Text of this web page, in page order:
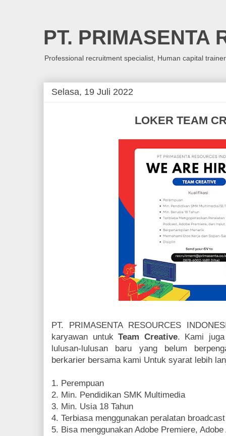
PT. PRIMASENTA
Professional recruitment specialist, Human capital
Selasa, 19 Juli 2022
LOKER TEAM
PT. PRIMASENTA RESOURCES
karyawan untukTeam Creative. Kami juga
lulusan-lulusan baru yang belum
berkarier bersama kami Untuk syarat lebih
1. Perempuan
2. Min. Pendidikan SMK Multimedia
3. Min. Usia 18 Tahun
4. Terbiasa menggunakan peralatan broadcast
5. Bisa menggunakan Adobe Premiere, Adobe